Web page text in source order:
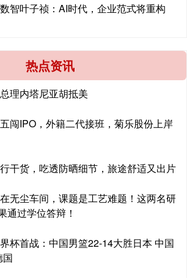
智叶子祯：AI时代，企业范式将重构
热点资讯
理内塔尼亚胡抵美
闯IPO，外籍二代接班，菊乐股份上岸
干货，吃透防晒细节，旅途舒适又出片
无尘车间，课题是工艺难题！这两名研
通过学位答辩！
杯首战：中国男篮22-14大胜日本 中国
国